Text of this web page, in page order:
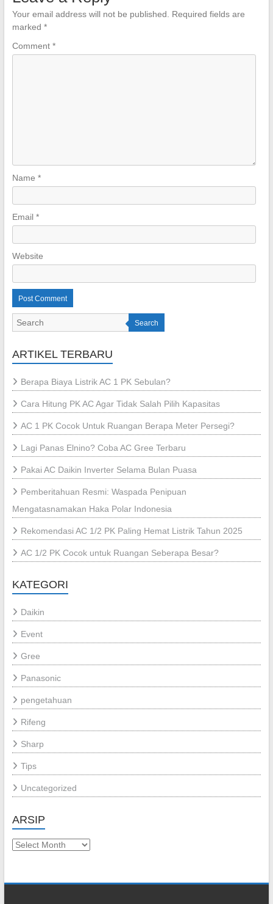
Your email address will not be published.
Required fields are
marked *
Comment *
Name *
Email *
Website
Search
ARTIKEL TERBARU
Berapa Biaya Listrik AC 1 PK Sebulan?
Cara Hitung PK AC Agar Tidak Salah Pilih Kapasitas
AC 1 PK Cocok Untuk Ruangan Berapa Meter Persegi?
Lagi Panas Elnino? Coba AC Gree Terbaru
Pakai AC Daikin Inverter Selama Bulan Puasa
Pemberitahuan Resmi: Waspada Penipuan
Mengatasnamakan Haka Polar Indonesia
Rekomendasi AC 1/2 PK Paling Hemat Listrik Tahun 2025
AC 1/2 PK Cocok untuk Ruangan Seberapa Besar?
KATEGORI
Daikin
Event
Gree
Panasonic
pengetahuan
Rifeng
Sharp
Tips
Uncategorized
ARSIP
Arsip